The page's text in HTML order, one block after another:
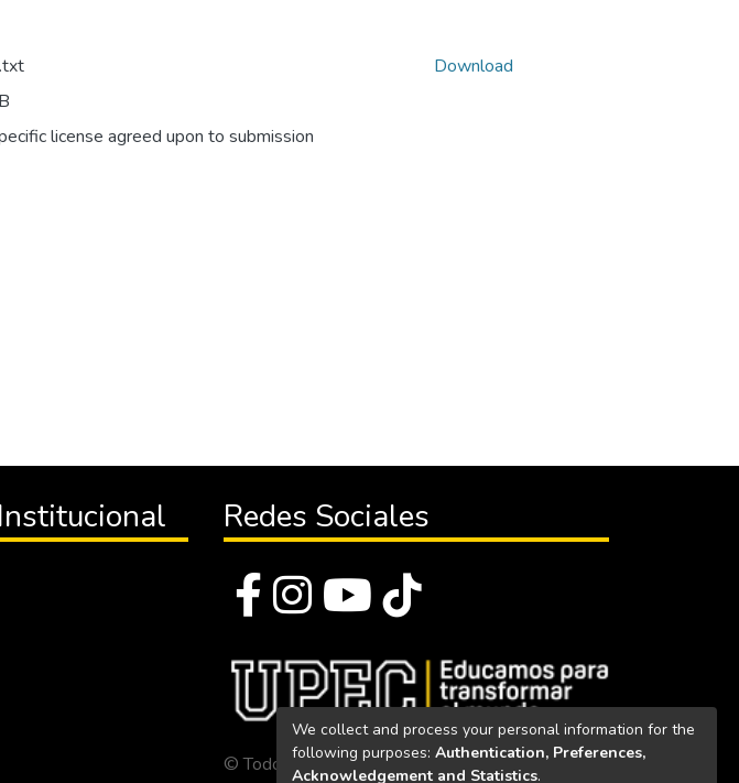
license agreed upon to submission
Download
Redes Sociales
© Todos los derechos reservados 2023
We collect and process your personal information for the
following purposes: Authentication, Preferences,
Acknowledgement and Statistics.